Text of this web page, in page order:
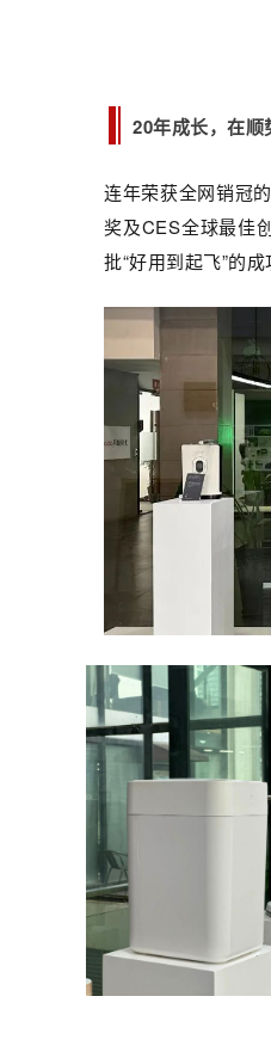
20年成长，在顺
连年荣获全网销冠
奖及CES全球最佳
批“好用到起飞”的成